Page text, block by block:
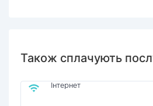
Також сплачують
Інтернет